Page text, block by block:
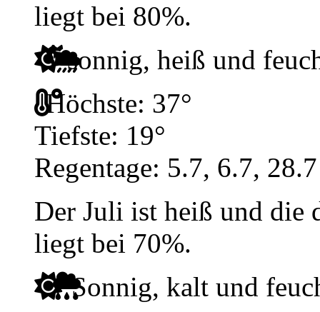
liegt bei 80%.
sonnig, heiß und
Höchste: 37°
Tiefste: 19°
Regentage: 5.7, 6.7, 28.7
Der Juli ist heiß und die
liegt bei 70%.
Sonnig, kalt und